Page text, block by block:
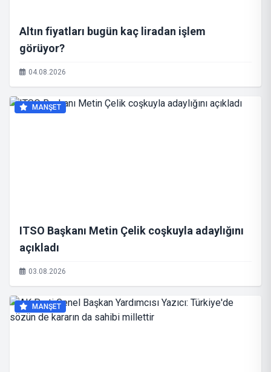
Altın fiyatları bugün kaç liradan işlem
görüyor?
04.08.2026
MANŞET
ITSO Başkanı Metin Çelik coşkuyla adaylığını
açıkladı
03.08.2026
MANŞET